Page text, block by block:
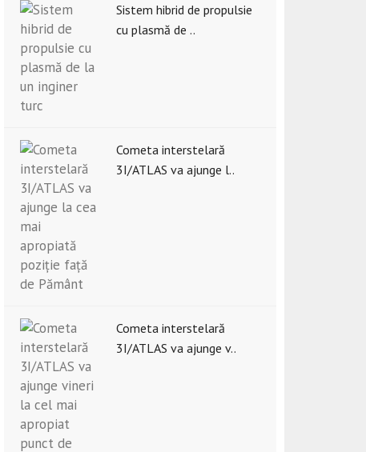
Sistem hibrid de propulsie
cu plasmă de ..
Cometa interstelară
3I/ATLAS va ajunge l..
Cometa interstelară
3I/ATLAS va ajunge v..